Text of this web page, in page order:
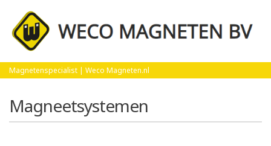
Magnetenspecialist | Weco Magneten.nl
Magneetsystemen